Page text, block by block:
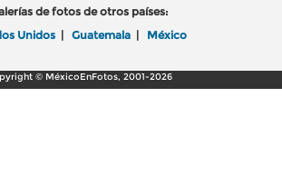
de fotos de otros países:
Unidos | Guatemala | México
© MéxicoEnFotos, 2001-2026